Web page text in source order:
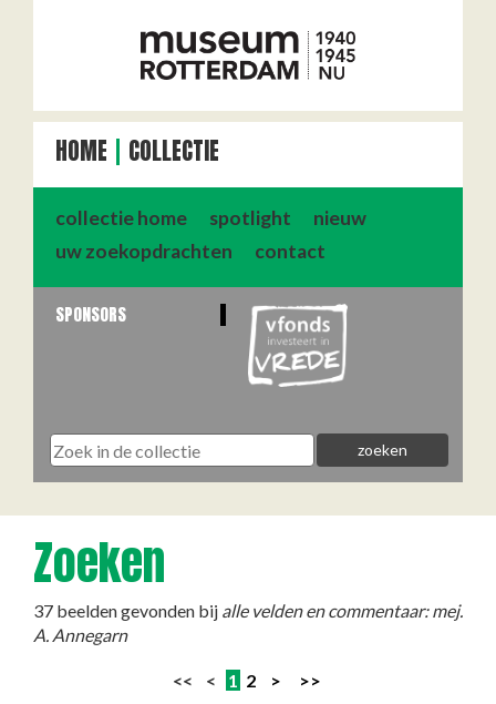
HOME COLLECTIE
collectie home spotlight
nieuw
uw zoekopdrachten
contact
SPONSORS
Zoeken
37 beelden gevonden bij alle velden en commentaar: mej.
A. Annegarn
<< < 1 2 > >>